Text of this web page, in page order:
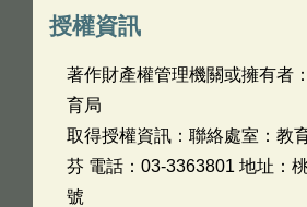
授權資訊
著作財產權管理機關或擁有者
育局
取得授權資訊：聯絡處室：教
芬 電話：03-3363801 地址：
號